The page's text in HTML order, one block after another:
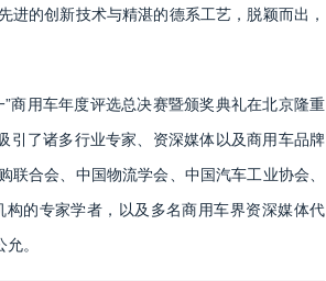
的创新技术与精湛的德系工艺，脱颖而出，
商用车年度评选总决赛暨颁奖典礼在北京隆重
引了诸多行业专家、资深媒体以及商用车品牌
合会、中国物流学会、中国汽车工业协会、
的专家学者，以及多名商用车界资深媒体代
。